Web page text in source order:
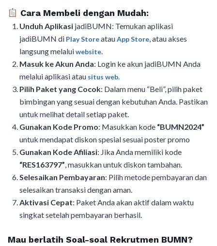
Cara Membeli dengan Mudah:
Unduh Aplikasi jadiBUMN: Temukan aplikasi
jadiBUMN di Play StoreatauApp Store, atau akses
langsung melaluiwebsite.
Masuk ke Akun Anda: Login ke akun jadiBUMN Anda
melalui aplikasi atau situs web.
Pilih Paket yang Cocok: Dalam menu “Beli”, pilih paket
bimbingan yang sesuai dengan kebutuhan Anda. Pastikan
untuk melihat detail setiap paket.
Gunakan Kode Promo: Masukkan kode “BUMN2024”
untuk mendapat diskon spesial sesuai poster promo
Gunakan Kode Afiliasi: Jika Anda memiliki kode
“RES163797”, masukkan untuk diskon tambahan.
Selesaikan Pembayaran: Pilih metode pembayaran dan
selesaikan transaksi dengan aman.
Aktivasi Cepat: Paket Anda akan aktif dalam waktu
singkat setelah pembayaran berhasil.
Mau berlatih Soal-soal Rekrutmen BUMN?